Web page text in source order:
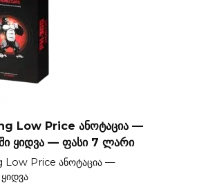
Low Price ანოტაცია —
ყიდვა — ფასი 7 ლარი
Price ანოტაცია —